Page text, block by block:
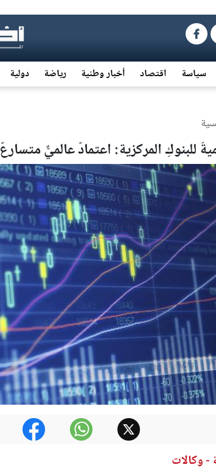
سياسة اقتصاد أخبار وطنية رياضة دولية
للبنوكِ المركزية: اعتمادٌ عالميٌّ متسارعٌ
- وكالات